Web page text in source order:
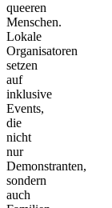
queeren
Menschen.
Lokale
Organisatoren
setzen
auf
inklusive
Events,
die
nicht
nur
Demonstranten,
sondern
auch